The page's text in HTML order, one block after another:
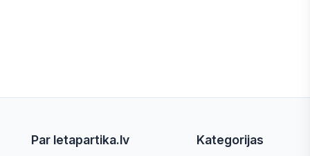
Par letapartika.lv Kategorijas